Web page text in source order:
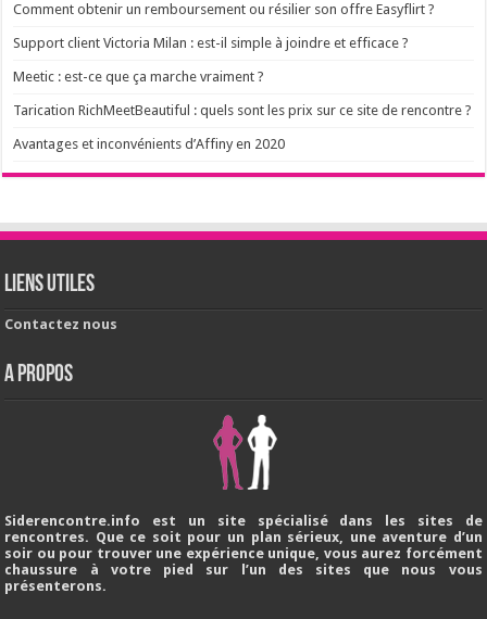
Comment obtenir un remboursement ou résilier son offre Easyflirt ?
Support client Victoria Milan : est-il simple à joindre et efficace ?
Meetic : est-ce que ça marche vraiment ?
Tarication RichMeetBeautiful : quels sont les prix sur ce site de rencontre ?
Avantages et inconvénients d’Affiny en 2020
Liens utiles
Contactez nous
A PROPOS
Siderencontre.info est un site spécialisé dans les sites de
rencontres. Que ce soit pour un plan sérieux, une aventure d’un
soir ou pour trouver une expérience unique, vous aurez forcément
chaussure à votre pied sur l’un des sites que nous vous
présenterons.